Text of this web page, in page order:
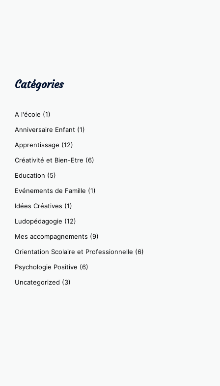
Catégories
A l'école (1)
Anniversaire Enfant (1)
Apprentissage (12)
Créativité et Bien-Etre (6)
Education (5)
Evénements de Famille (1)
Idées Créatives (1)
Ludopédagogie (12)
Mes accompagnements (9)
Orientation Scolaire et Professionnelle (6)
Psychologie Positive (6)
Uncategorized (3)